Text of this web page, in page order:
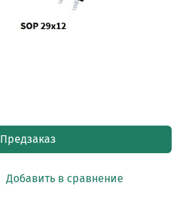
Добавить в сравнение
Предзаказ